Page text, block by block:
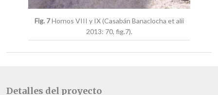
Fig. 7Hornos VIII y IX (Casabán Banaclocha et alii
2013: 70, fig.7).
Detalles del proyecto